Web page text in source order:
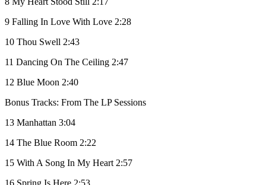
9 Falling In Love With Love 2:28
10 Thou Swell 2:43
11 Dancing On The Ceiling 2:47
12 Blue Moon 2:40
Bonus Tracks: From The LP Sessions
13 Manhattan 3:04
14 The Blue Room 2:22
15 With A Song In My Heart 2:57
16 Spring Is Here 2:53